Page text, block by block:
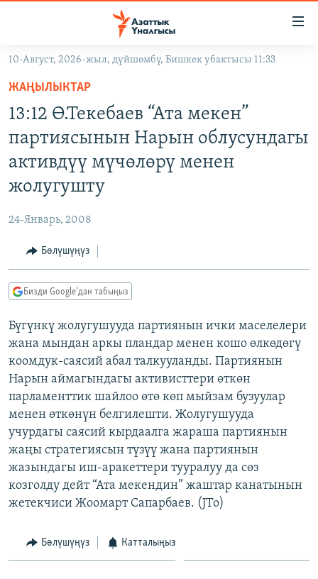
Навигацияга
өтүңүз
салыңыз
УКРАИНА
БҮГҮН АЗАТТЫКТА
ЭКСПЕРТТЕР ТАЛДАЙТ
БИЗ ЖАНА ДҮЙНӨ
ЭЖЕ-СИҢДИЛЕР
АЗАТТЫК+
ЫҢГАЙСЫЗ СУРООЛОР
ПОДКАСТ
ӨЗГӨЧӨ ПИКИР
Русский
ОНЛАЙН ШЕРИНЕ
ЭЕ/АРнун бардык сайттары
10-Август, 2026-жыл, дүйшөмбү, Бишкек убактысы 11:33
ЖАҢЫЛЫКТАР
13:12 Ө.Текебаев “Ата мекен”
партиясынын Нарын облусундагы
активдүү мүчөлөрү менен
жолугушту
24-Январь, 2008
Бөлүшүңүз
Бизди Google'дан табыңыз
Бүгүнкү жолугушууда партиянын ички маселелери
жана мындан аркы пландар менен кошо өлкөдөгү
коомдук-саясий абал талкууланды. Партиянын
Нарын аймагындагы активисттери өткөн
парламенттик шайлоо өтө көп мыйзам бузуулар
менен өткөнүн белгилешти. Жолугушууда
учурдагы саясий кырдаалга жараша партиянын
жаңы стратегиясын түзүү жана партиянын
жазындагы иш-аракеттери тууралуу да сөз
козголду дейт “Ата мекендин” жаштар канатынын
жетекчиси Жоомарт Сапарбаев. (JTo)
Бөлүшүңүз Катталыңыз